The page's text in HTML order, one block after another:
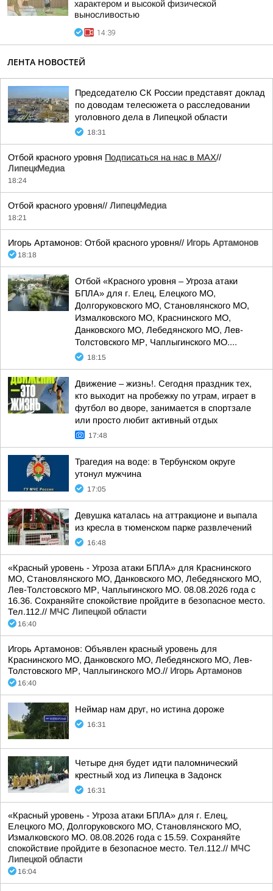
характером и высокой физической
выносливостью
14:39
ЛЕНТА НОВОСТЕЙ
Председателю СК России представят доклад
по доводам телесюжета о расследовании
уголовного дела в Липецкой области
18:31
Отбой красного уровня Подписаться на нас в МАХ//
ЛипецкМедиа
18:24
Отбой красного уровня// ЛипецкМедиа
18:21
Игорь Артамонов: Отбой красного уровня// Игорь Артамонов
18:18
Отбой «Красного уровня – Угроза атаки
БПЛА» для г. Елец, Елецкого МО,
Долгоруковского МО, Становлянского МО,
Измалковского МО, Краснинского МО,
Данковского МО, Лебедянского МО, Лев-
Толстовского МР, Чаплыгинского МО....
18:15
Движение – жизнь!. Сегодня праздник тех,
кто выходит на пробежку по утрам, играет в
футбол во дворе, занимается в спортзале
или просто любит активный отдых
17:48
Трагедия на воде: в Тербунском округе
утонул мужчина
17:05
Девушка каталась на аттракционе и выпала
из кресла в тюменском парке развлечений
16:48
«Красный уровень - Угроза атаки БПЛА» для Краснинского
МО, Становлянского МО, Данковского МО, Лебедянского МО,
Лев-Толстовского МР, Чаплыгинского МО. 08.08.2026 года с
16.36. Сохраняйте спокойствие пройдите в безопасное место.
Тел.112.// МЧС Липецкой области
16:40
Игорь Артамонов: Объявлен красный уровень для
Краснинского МО, Данковского МО, Лебедянского МО, Лев-
Толстовского МР, Чаплыгинского МО.// Игорь Артамонов
16:40
Неймар нам друг, но истина дороже
16:31
Четыре дня будет идти паломнический
крестный ход из Липецка в Задонск
16:31
«Красный уровень - Угроза атаки БПЛА» для г. Елец,
Елецкого МО, Долгоруковского МО, Становлянского МО,
Измалковского МО. 08.08.2026 года с 15.59. Сохраняйте
спокойствие пройдите в безопасное место. Тел.112.// МЧС
Липецкой области
16:04